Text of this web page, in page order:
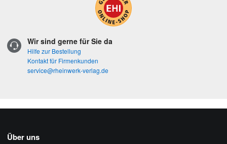
Wir sind gerne für Sie da
Hilfe zur Bestellung
Kontakt für Firmenkunden
service@rheinwerk-verlag.de
Über uns